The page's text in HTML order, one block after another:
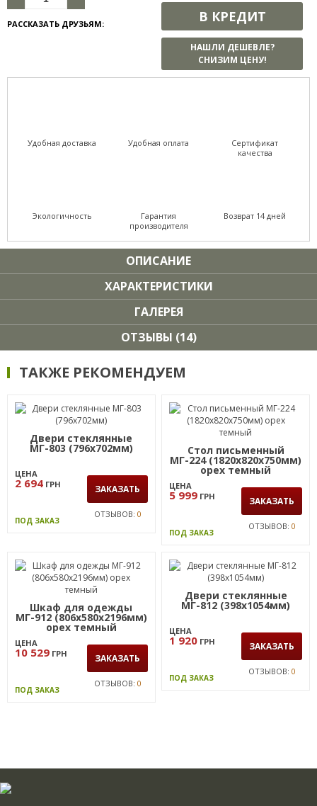
РАССКАЗАТЬ ДРУЗЬЯМ: В КРЕДИТ
НАШЛИ ДЕШЕВЛЕ?
СНИЗИМ ЦЕНУ!
Удобная доставка Удобная оплата
Сертификат
качества
Экологичность
Гарантия
производителя
Возврат 14 дней
ОПИСАНИЕ
ХАРАКТЕРИСТИКИ
ГАЛЕРЕЯ
ОТЗЫВЫ (14)
ТАКЖЕ РЕКОМЕНДУЕМ
Двери стеклянные
МГ-803 (796х702мм)
ЦЕНА
2 694 ГРН ЗАКАЗАТЬ
ПОД ЗАКАЗ
ОТЗЫВОВ: 0
Стол письменный
МГ-224 (1820х820х750мм)
орех темный
ЦЕНА
5 999 ГРН ЗАКАЗАТЬ
ПОД ЗАКАЗ
ОТЗЫВОВ: 0
Шкаф для одежды
МГ-912 (806х580х2196мм)
орех темный
ЦЕНА
10 529 ГРН ЗАКАЗАТЬ
ПОД ЗАКАЗ
ОТЗЫВОВ: 0
Двери стеклянные
МГ-812 (398х1054мм)
ЦЕНА
1 920 ГРН ЗАКАЗАТЬ
ПОД ЗАКАЗ
ОТЗЫВОВ: 0